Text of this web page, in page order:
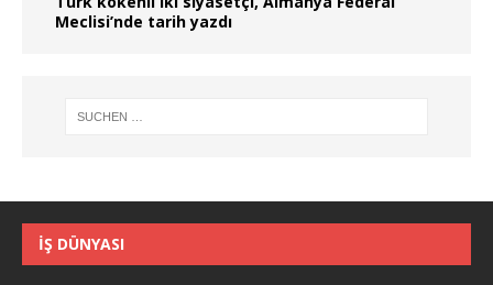
Meclisi’nde tarih yazdı
İŞ DÜNYASI